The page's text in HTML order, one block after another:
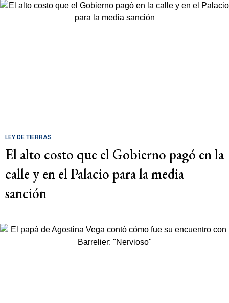
LEY DE TIERRAS
El alto costo que el Gobierno pagó en la
calle y en el Palacio para la media
sanción